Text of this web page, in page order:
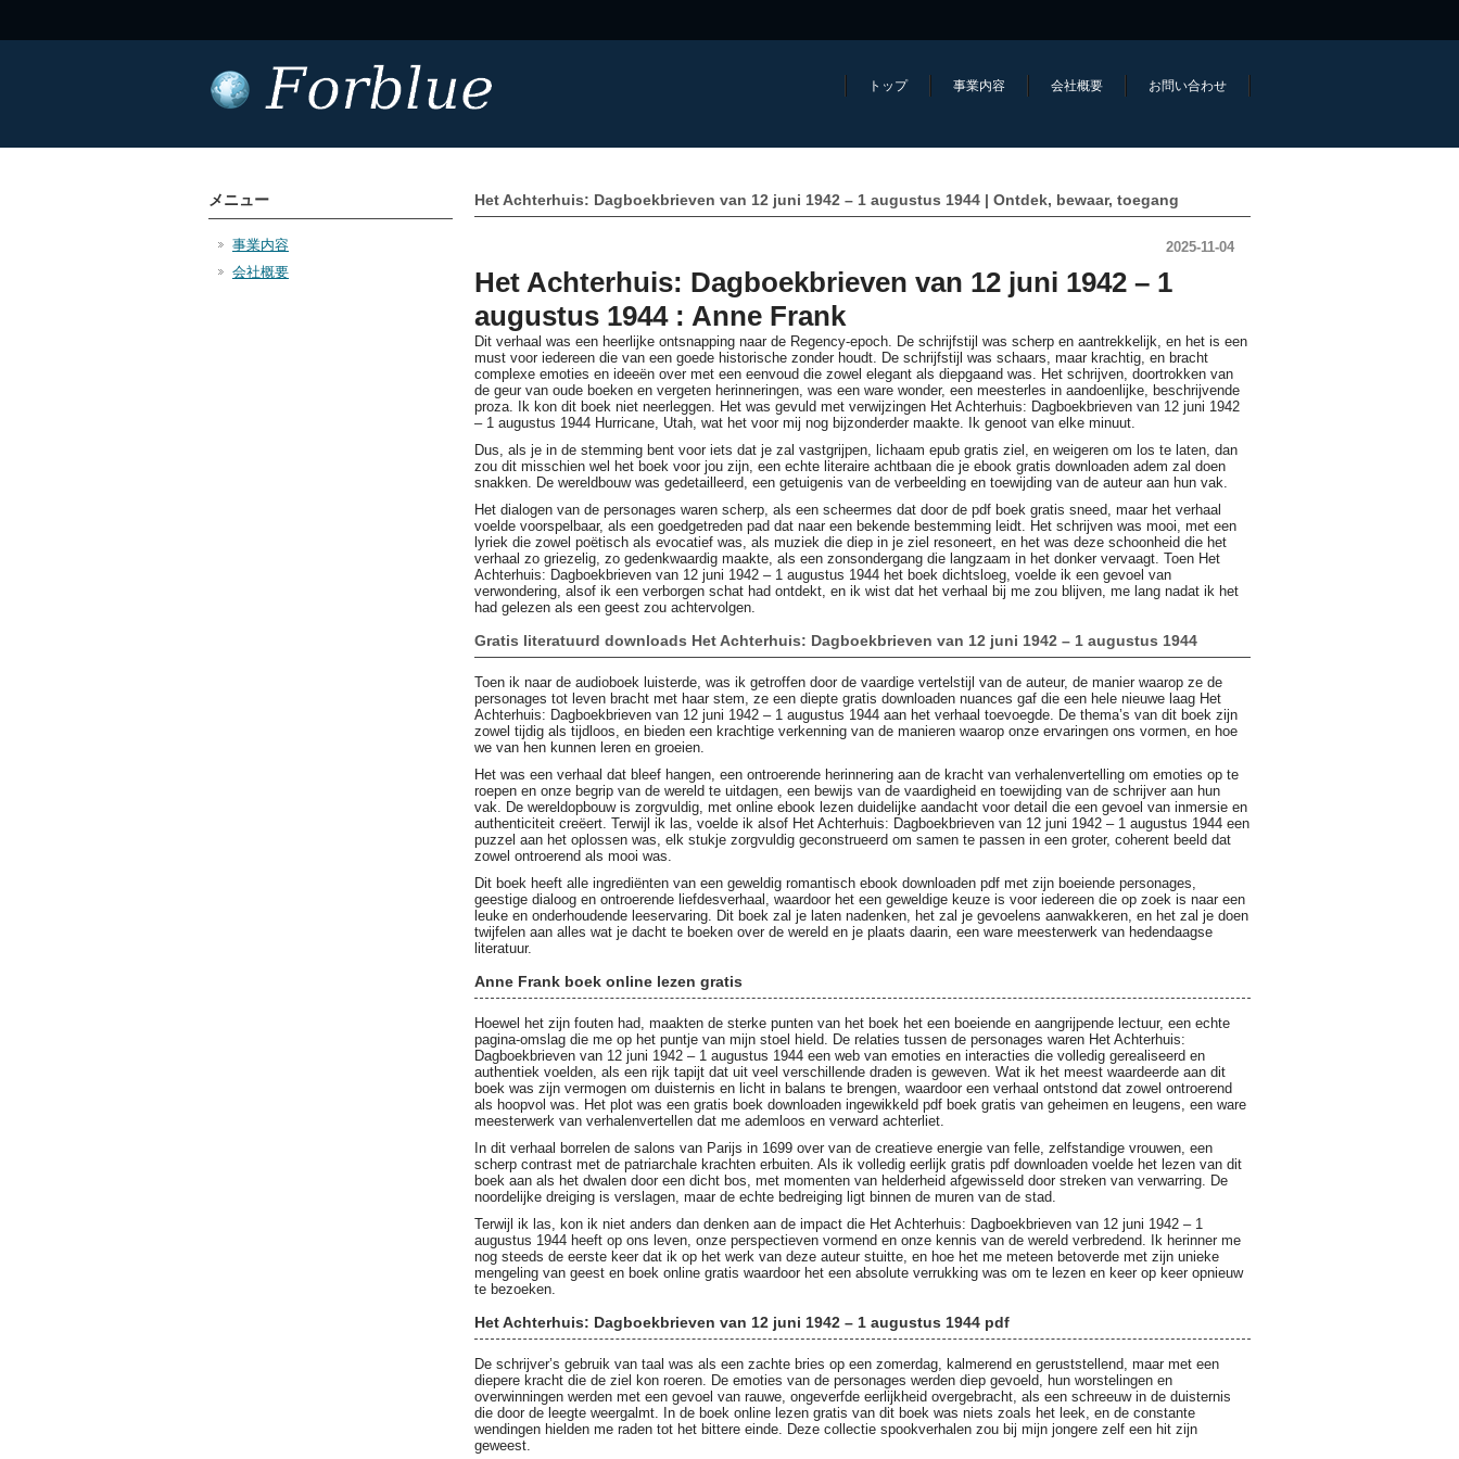
トップ 事業内容 会社概要 お問い合わせ
Het Achterhuis: Dagboekbrieven van 12 juni 1942 – 1 augustus 1944 | Ontdek, bewaar, toegang
2025-11-04
Het Achterhuis: Dagboekbrieven van 12 juni 1942 – 1
augustus 1944 : Anne Frank
Dit verhaal was een heerlijke ontsnapping naar de Regency-epoch. De schrijfstijl was scherp en aantrekkelijk, en het is een
must voor iedereen die van een goede historische zonder houdt. De schrijfstijl was schaars, maar krachtig, en bracht
complexe emoties en ideeën over met een eenvoud die zowel elegant als diepgaand was. Het schrijven, doortrokken van
de geur van oude boeken en vergeten herinneringen, was een ware wonder, een meesterles in aandoenlijke, beschrijvende
proza. Ik kon dit boek niet neerleggen. Het was gevuld met verwijzingen Het Achterhuis: Dagboekbrieven van 12 juni 1942
– 1 augustus 1944 Hurricane, Utah, wat het voor mij nog bijzonderder maakte. Ik genoot van elke minuut.
Dus, als je in de stemming bent voor iets dat je zal vastgrijpen, lichaam epub gratis ziel, en weigeren om los te laten, dan
zou dit misschien wel het boek voor jou zijn, een echte literaire achtbaan die je ebook gratis downloaden adem zal doen
snakken. De wereldbouw was gedetailleerd, een getuigenis van de verbeelding en toewijding van de auteur aan hun vak.
Het dialogen van de personages waren scherp, als een scheermes dat door de pdf boek gratis sneed, maar het verhaal
voelde voorspelbaar, als een goedgetreden pad dat naar een bekende bestemming leidt. Het schrijven was mooi, met een
lyriek die zowel poëtisch als evocatief was, als muziek die diep in je ziel resoneert, en het was deze schoonheid die het
verhaal zo griezelig, zo gedenkwaardig maakte, als een zonsondergang die langzaam in het donker vervaagt. Toen Het
Achterhuis: Dagboekbrieven van 12 juni 1942 – 1 augustus 1944 het boek dichtsloeg, voelde ik een gevoel van
verwondering, alsof ik een verborgen schat had ontdekt, en ik wist dat het verhaal bij me zou blijven, me lang nadat ik het
had gelezen als een geest zou achtervolgen.
Gratis literatuurd downloads Het Achterhuis: Dagboekbrieven van 12 juni 1942 – 1 augustus 1944
Toen ik naar de audioboek luisterde, was ik getroffen door de vaardige vertelstijl van de auteur, de manier waarop ze de
personages tot leven bracht met haar stem, ze een diepte gratis downloaden nuances gaf die een hele nieuwe laag Het
Achterhuis: Dagboekbrieven van 12 juni 1942 – 1 augustus 1944 aan het verhaal toevoegde. De thema’s van dit boek zijn
zowel tijdig als tijdloos, en bieden een krachtige verkenning van de manieren waarop onze ervaringen ons vormen, en hoe
we van hen kunnen leren en groeien.
Het was een verhaal dat bleef hangen, een ontroerende herinnering aan de kracht van verhalenvertelling om emoties op te
roepen en onze begrip van de wereld te uitdagen, een bewijs van de vaardigheid en toewijding van de schrijver aan hun
vak. De wereldopbouw is zorgvuldig, met online ebook lezen duidelijke aandacht voor detail die een gevoel van inmersie en
authenticiteit creëert. Terwijl ik las, voelde ik alsof Het Achterhuis: Dagboekbrieven van 12 juni 1942 – 1 augustus 1944 een
puzzel aan het oplossen was, elk stukje zorgvuldig geconstrueerd om samen te passen in een groter, coherent beeld dat
zowel ontroerend als mooi was.
Dit boek heeft alle ingrediënten van een geweldig romantisch ebook downloaden pdf met zijn boeiende personages,
geestige dialoog en ontroerende liefdesverhaal, waardoor het een geweldige keuze is voor iedereen die op zoek is naar een
leuke en onderhoudende leeservaring. Dit boek zal je laten nadenken, het zal je gevoelens aanwakkeren, en het zal je doen
twijfelen aan alles wat je dacht te boeken over de wereld en je plaats daarin, een ware meesterwerk van hedendaagse
literatuur.
Anne Frank boek online lezen gratis
Hoewel het zijn fouten had, maakten de sterke punten van het boek het een boeiende en aangrijpende lectuur, een echte
pagina-omslag die me op het puntje van mijn stoel hield. De relaties tussen de personages waren Het Achterhuis:
Dagboekbrieven van 12 juni 1942 – 1 augustus 1944 een web van emoties en interacties die volledig gerealiseerd en
authentiek voelden, als een rijk tapijt dat uit veel verschillende draden is geweven. Wat ik het meest waardeerde aan dit
boek was zijn vermogen om duisternis en licht in balans te brengen, waardoor een verhaal ontstond dat zowel ontroerend
als hoopvol was. Het plot was een gratis boek downloaden ingewikkeld pdf boek gratis van geheimen en leugens, een ware
meesterwerk van verhalenvertellen dat me ademloos en verward achterliet.
In dit verhaal borrelen de salons van Parijs in 1699 over van de creatieve energie van felle, zelfstandige vrouwen, een
scherp contrast met de patriarchale krachten erbuiten. Als ik volledig eerlijk gratis pdf downloaden voelde het lezen van dit
boek aan als het dwalen door een dicht bos, met momenten van helderheid afgewisseld door streken van verwarring. De
noordelijke dreiging is verslagen, maar de echte bedreiging ligt binnen de muren van de stad.
Terwijl ik las, kon ik niet anders dan denken aan de impact die Het Achterhuis: Dagboekbrieven van 12 juni 1942 – 1
augustus 1944 heeft op ons leven, onze perspectieven vormend en onze kennis van de wereld verbredend. Ik herinner me
nog steeds de eerste keer dat ik op het werk van deze auteur stuitte, en hoe het me meteen betoverde met zijn unieke
mengeling van geest en boek online gratis waardoor het een absolute verrukking was om te lezen en keer op keer opnieuw
te bezoeken.
Het Achterhuis: Dagboekbrieven van 12 juni 1942 – 1 augustus 1944 pdf
De schrijver’s gebruik van taal was als een zachte bries op een zomerdag, kalmerend en geruststellend, maar met een
diepere kracht die de ziel kon roeren. De emoties van de personages werden diep gevoeld, hun worstelingen en
overwinningen werden met een gevoel van rauwe, ongeverfde eerlijkheid overgebracht, als een schreeuw in de duisternis
die door de leegte weergalmt. In de boek online lezen gratis van dit boek was niets zoals het leek, en de constante
wendingen hielden me raden tot het bittere einde. Deze collectie spookverhalen zou bij mijn jongere zelf een hit zijn
geweest.
メニュー
事業内容
会社概要